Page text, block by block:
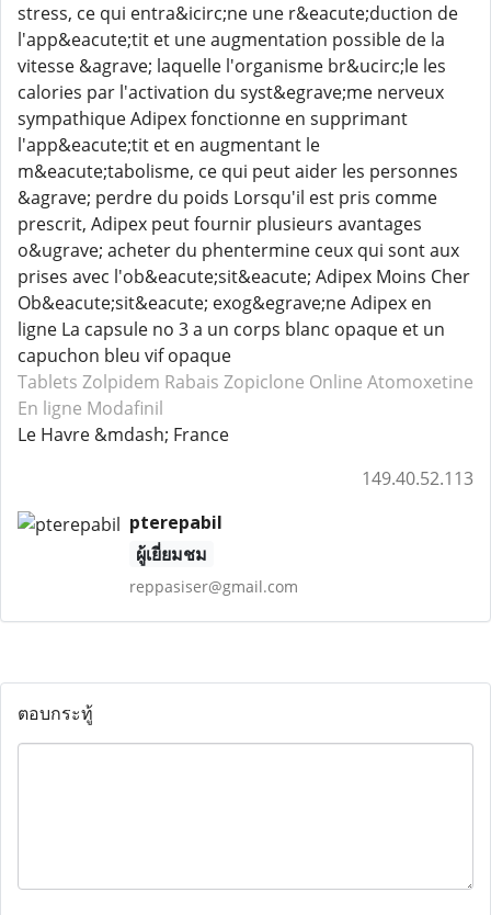
stress, ce qui entra&icirc;ne une r&eacute;duction de
l'app&eacute;tit et une augmentation possible de la
vitesse &agrave; laquelle l'organisme br&ucirc;le les
calories par l'activation du syst&egrave;me nerveux
sympathique Adipex fonctionne en supprimant
l'app&eacute;tit et en augmentant le
m&eacute;tabolisme, ce qui peut aider les personnes
&agrave; perdre du poids Lorsqu'il est pris comme
prescrit, Adipex peut fournir plusieurs avantages
o&ugrave; acheter du phentermine ceux qui sont aux
prises avec l'ob&eacute;sit&eacute; Adipex Moins Cher
Ob&eacute;sit&eacute; exog&egrave;ne Adipex en
ligne La capsule no 3 a un corps blanc opaque et un
capuchon bleu vif opaque
Tablets Zolpidem Rabais Zopiclone Online Atomoxetine
En ligne Modafinil
Le Havre &mdash; France
149.40.52.113
pterepabil
ผู้เยี่ยมชม
reppasiser@gmail.com
ตอบกระทู้